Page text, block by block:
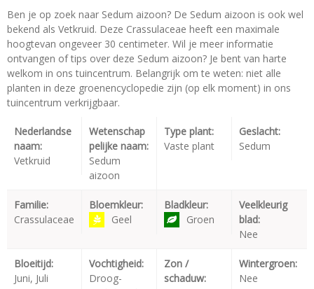
Ben je op zoek naar Sedum aizoon? De Sedum aizoon is ook wel
bekend als Vetkruid. Deze Crassulaceae heeft een maximale
hoogtevan ongeveer 30 centimeter. Wil je meer informatie
ontvangen of tips over deze Sedum aizoon? Je bent van harte
welkom in ons tuincentrum. Belangrijk om te weten: niet alle
planten in deze groenencyclopedie zijn (op elk moment) in ons
tuincentrum verkrijgbaar.
Nederlandse
naam:
Vetkruid
Wetenschap
pelijke naam:
Sedum
aizoon
Type plant:
Vaste plant
Geslacht:
Sedum
Familie:
Crassulaceae
Bloemkleur:
Geel
Bladkleur:
Groen
Veelkleurig
blad:
Nee
Bloeitijd:
Juni, Juli
Vochtigheid:
Droog-
Zon /
schaduw:
Wintergroen:
Nee